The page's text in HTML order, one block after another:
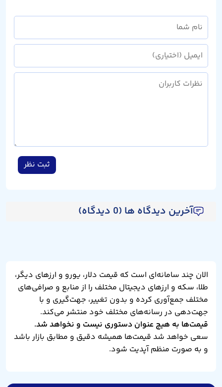
ثبت نظر
آخرین دیدگاه ها (0 دیدگاه)
الان چند سامانه‌ای است که قیمت دلار، یورو و ارزهای دیگر،
طلا، سکه و ارزهای دیجیتال مختلف را از منابع و صرافی‌های
مختلف جمع‌آوری کرده و بدون تغییر، جهت‌گیری و با
جهت‌دهی در رسانه‌های مختلف خود منتشر می‌کند.
قیمت‌ها به هیچ عنوان دستوری نیست و نخواهد شد.
سعی خواهد شد قیمت‌ها همیشه دقیق و مطابق بازار باشد
و به صورت منظم آپدیت شود.